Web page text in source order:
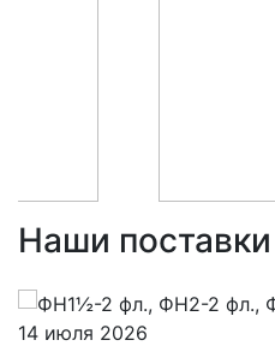
Наши поставки
14 июля 2026